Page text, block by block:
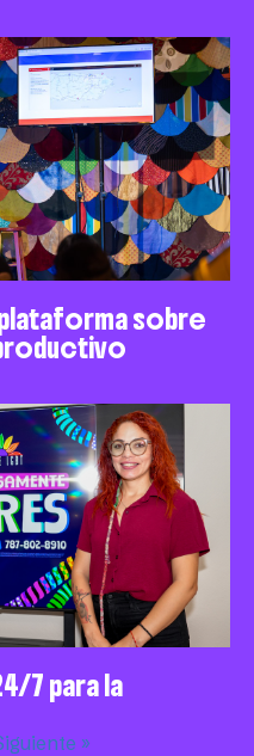
sobre
7 para la
»